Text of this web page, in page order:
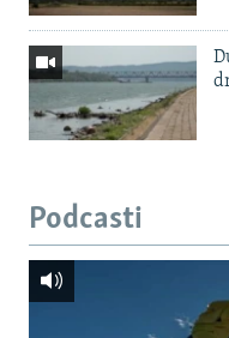
Podcasti